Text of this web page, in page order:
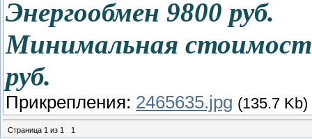
Энергообмен 9800 руб.
Минимальная
руб.
Прикрепления: 2465635.jpg (135.7 Kb)
Страница 1 из 1 1